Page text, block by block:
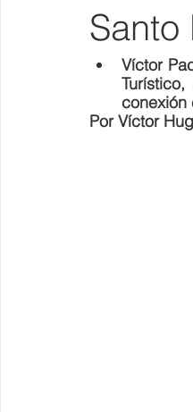
Víctor
conexión
Por Víctor